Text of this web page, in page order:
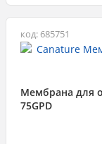
код: 685751
Мембрана для
75GPD